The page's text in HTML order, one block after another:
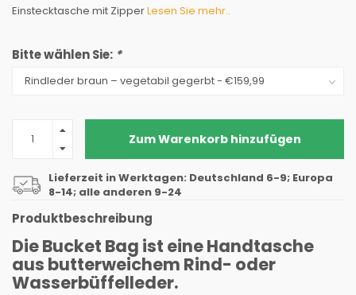
Einstecktasche mit ZipperLesen Sie mehr..
Bitte wählen Sie: *
Zum Warenkorb hinzufügen
Lieferzeit in Werktagen: Deutschland 6-9; Europa
8-14; alle anderen 9-24
Produktbeschreibung
Die Bucket Bag ist eine Handtasche
aus butterweichem Rind- oder
Wasserbüffelleder.